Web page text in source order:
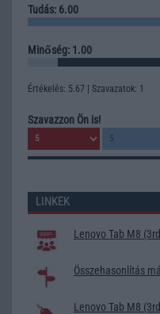
Tudás: 6.00
Minőség: 1.00
Értékelés: 5.67 | Szavazatok: 1
Szavazzon Ön is!
LINKEK
Lenovo Tab M8
Összehasonlítás
Lenovo Tab M8